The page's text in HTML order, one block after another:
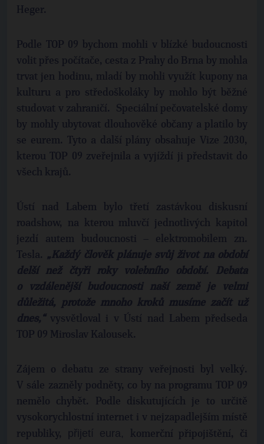
Heger.
Podle TOP 09 bychom mohli v blízké budoucnosti
volit přes počítače, cesta z Prahy do Brna by mohla
trvat jen hodinu, mladí by mohli využít kupony na
kulturu a pro středoškoláky by mohlo být běžné
studovat v zahraničí. Speciální pečovatelské domy
by mohly ubytovat dlouhověké občany a platilo by
se eurem. Tyto a další plány obsahuje Vize 2030,
kterou TOP 09 zveřejnila a vyjíždí ji představit do
všech krajů.
Ústí nad Labem bylo třetí zastávkou diskusní
roadshow, na kterou mluvčí jednotlivých kapitol
jezdí autem budoucnosti – elektromobilem zn.
Tesla. „Každý člověk plánuje svůj život na období
delší než čtyři roky volebního období. Debata
o vzdálenější budoucnosti naší země je velmi
důležitá, protože mnoho kroků musíme začít už
dnes,“vysvětloval i v Ústí nad Labem předseda
TOP 09 Miroslav Kalousek.
Zájem o debatu ze strany veřejnosti byl velký.
V sále zazněly podněty, co by na programu TOP 09
nemělo chybět. Podle diskutujících je to určitě
vysokorychlostní internet i v nejzapadlejším místě
republiky,
přijetí eura,
komerční připojištění, či